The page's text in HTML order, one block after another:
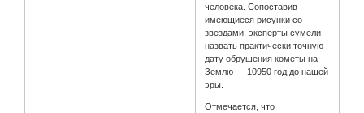
человека. Сопоставив
имеющиеся рисунки со
звездами, эксперты сумели
назвать практически точную
дату обрушения кометы на
Землю — 10950 год до нашей
эры.
Отмечается, что